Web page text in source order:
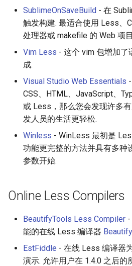
SublimeOnSaveBuild - 在
触发构建. 最适合使用 Less、
处理器或 makefile 的 Web 项
Vim Less - 这个 vim 包增加
成.
Visual Studio Web Essentials
CSS、HTML、JavaScript、
或 Less，那么您会发现许多
发人员的生活更轻松.
Winless - WinLess 最初是
功能更完整的方法并具有多种
参数开始.
Online Less Compilers
BeautifyTools Less Compiler
能的在线 Less 编译器
EstFiddle - 在线 Less 编译器
演示. 允许用户在 1.4.0 之后